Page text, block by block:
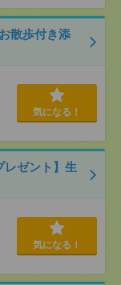
散歩付き添
気になる！
レゼント】生
気になる！